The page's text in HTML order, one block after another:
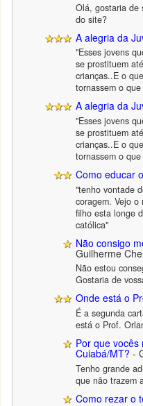
Olá, gostaria de
do site?
A alegria da
"Esses jovens
se prostituem
crianças..E o
tornassem o
A alegria da
"Esses jovens
se prostituem
crianças..E o
tornassem o
Como educar
"tenho vontade
coragem. Vejo
filho esta longe
católica"
Não consigo
Guilherme
Não estou
Gostaria de
Onde está o
É a segunda
está o Prof.
Por que
Cuiabá/MT? -
Tenho grande
que não trazem
Como rezar o